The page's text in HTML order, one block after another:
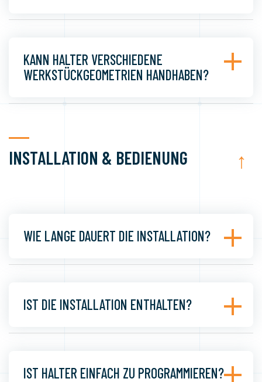
KANN HALTER VERSCHIEDENE
WERKSTÜCKGEOMETRIEN HANDHABEN?
INSTALLATION & BEDIENUNG ↑
WIE LANGE DAUERT DIE INSTALLATION?
IST DIE INSTALLATION ENTHALTEN?
IST HALTER EINFACH ZU PROGRAMMIEREN?